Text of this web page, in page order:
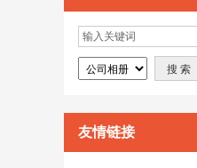
友情链接